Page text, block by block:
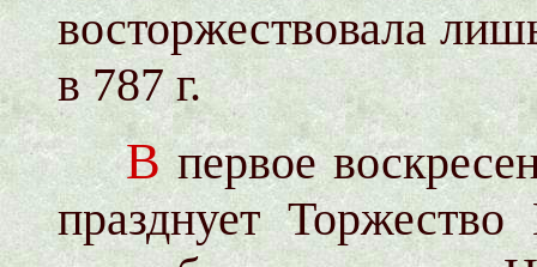
восторжествовала
в 787 г.
В первое
празднует